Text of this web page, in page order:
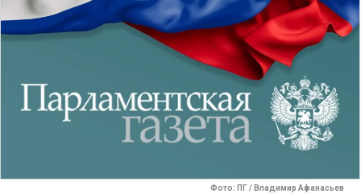
Фото: ПГ / Владимир Афанасьев